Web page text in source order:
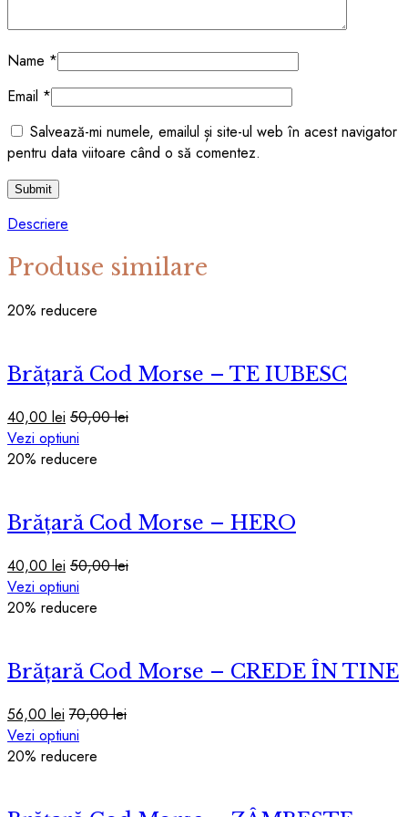
Name *
Email *
Salvează-mi numele, emailul și site-ul web în acest navigator
pentru data viitoare când o să comentez.
Descriere
Produse similare
20% reducere
Brățară Cod Morse – TE IUBESC
40,00 lei 50,00lei
Vezi optiuni
produs
multe
Opțiunile
fi
pagina
produsului.
20% reducere
Brățară Cod Morse – HERO
40,00 lei 50,00lei
Vezi optiuni
produs
multe
Opțiunile
fi
20% reducere
Brățară Cod Morse – CREDE ÎN TINE
56,00 lei 70,00lei
Vezi optiuni
produs
20% reducere